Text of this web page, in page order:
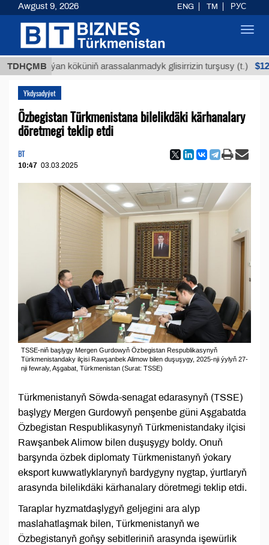
TDHÇMB
Buýan köküniň arassalanmadyk glisirrizin turşusy (t.) $12935,18
Ykdysadyýet
Özbegistan Türkmenistana bilelikdäki kärhanalary
döretmegi teklip etdi
BT
10:47 03.03.2025
TSSE-niň başlygy Mergen Gurdowyň Özbegistan Respublikasynyň
Türkmenistandaky ilçisi Rawşanbek Alimow bilen duşuşygy, 2025-nji ýylyň 27-
nji fewraly, Aşgabat, Türkmenistan (Surat: TSSE)
Türkmenistanyň Söwda-senagat edarasynyň (TSSE)
başlygy Mergen Gurdowyň penşenbe güni Aşgabatda
Özbegistan Respublikasynyň Türkmenistandaky ilçisi
Rawşanbek Alimow bilen duşuşygy boldy. Onuň
barşynda özbek diplomaty Türkmenistanyň ýokary
eksport kuwwatlyklarynyň bardygyny nygtap, ýurtlaryň
arasynda bilelikdäki kärhanalary döretmegi teklip etdi.
Taraplar hyzmatdaşlygyň geljegini ara alyp
maslahatlaşmak bilen, Türkmenistanyň we
Özbegistanyň goňşy sebitleriniň arasynda işewürlik
Awgust 9, 2026 ENG TM РУС